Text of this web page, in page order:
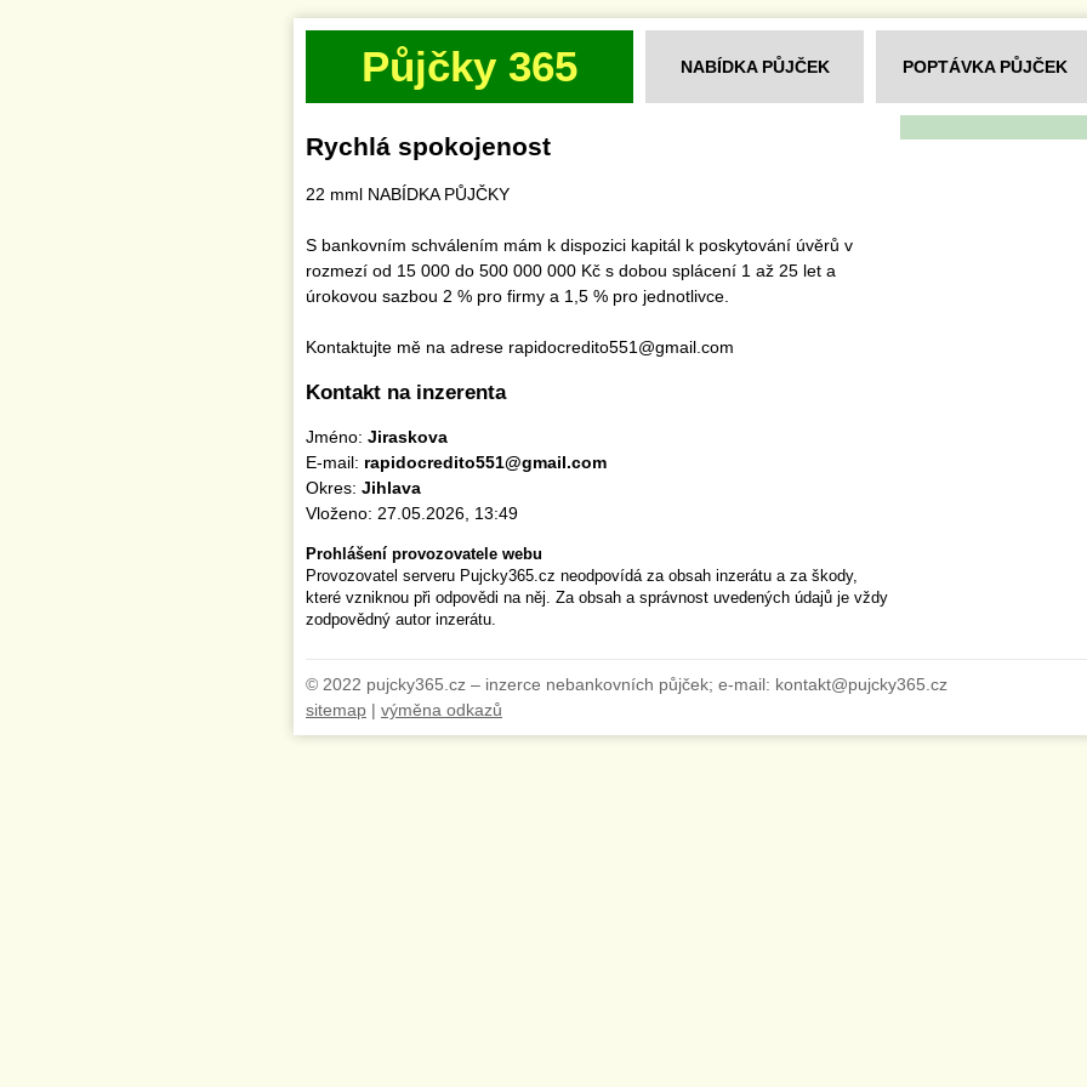
Půjčky 365 NABÍDKA PŮJČEK POPTÁVKA PŮJČEK
Rychlá spokojenost
22 mml NABÍDKA PŮJČKY
S bankovním schválením mám k dispozici kapitál k poskytování úvěrů v
rozmezí od 15 000 do 500 000 000 Kč s dobou splácení 1 až 25 let a
úrokovou sazbou 2 % pro firmy a 1,5 % pro jednotlivce.
Kontaktujte mě na adrese rapidocredito551@gmail.com
Kontakt na inzerenta
Jméno: Jiraskova
E-mail: rapidocredito551@gmail.com
Okres: Jihlava
Vloženo: 27.05.2026, 13:49
Prohlášení provozovatele webu
Provozovatel serveru Pujcky365.cz neodpovídá za obsah inzerátu a za škody,
které vzniknou při odpovědi na něj. Za obsah a správnost uvedených údajů je vždy
zodpovědný autor inzerátu.
© 2022 pujcky365.cz – inzerce nebankovních půjček; e-mail: kontakt@pujcky365.cz
sitemap | výměna odkazů